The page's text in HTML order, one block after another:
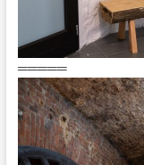
═════